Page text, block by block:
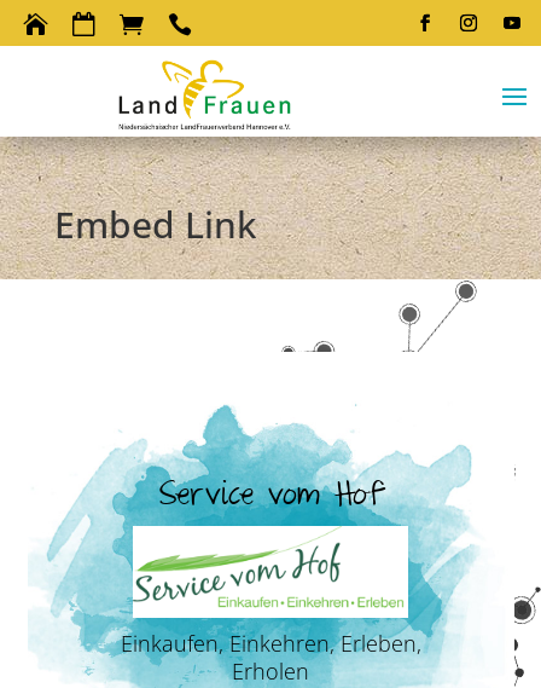
   
Embed Link
Service vom Hof
Einkaufen, Einkehren, Erleben,
Erholen